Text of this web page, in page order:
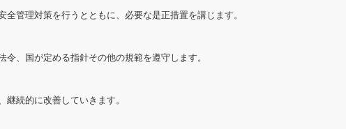
管理対策を行うとともに、必要な是正措置を講じます。
、国が定める指針その他の規範を遵守します。
続的に改善していきます。